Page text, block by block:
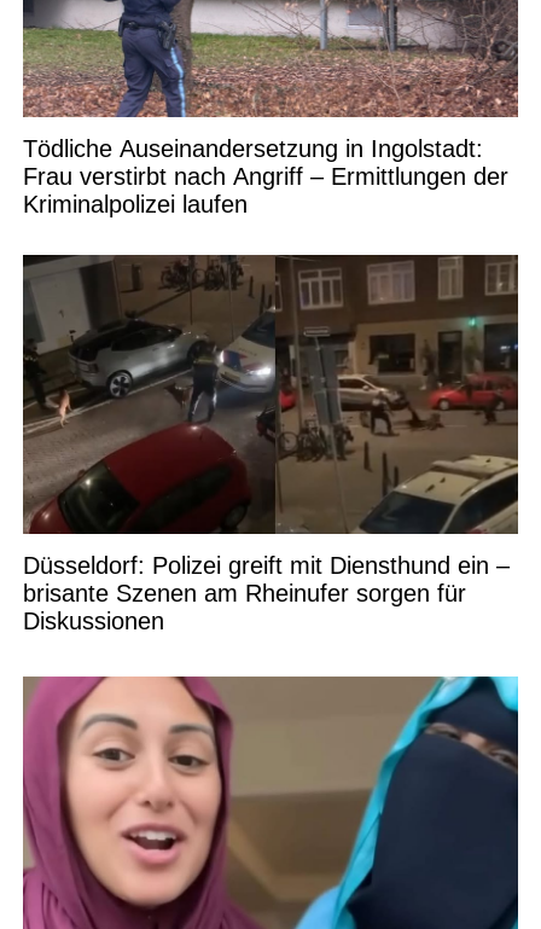
Tödliche Auseinandersetzung in Ingolstadt:
Frau verstirbt nach Angriff – Ermittlungen der
Kriminalpolizei laufen
Düsseldorf: Polizei greift mit Diensthund ein –
brisante Szenen am Rheinufer sorgen für
Diskussionen